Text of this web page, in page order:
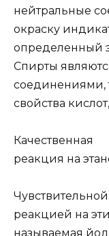
нейтральные
окраску
определенный
Спирты
соединениями,
свойства
Качественная
реакция на
Чувствительной
реакцией на
называемая